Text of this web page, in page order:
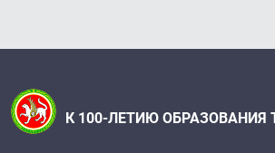
К 100-ЛЕТИЮ ОБРАЗОВАНИЯ